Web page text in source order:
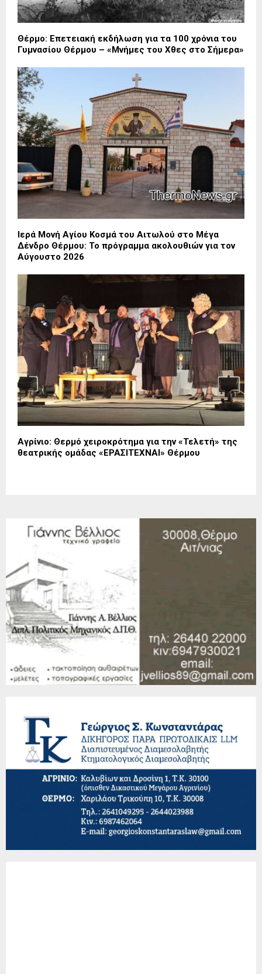
Θέρμο: Επετειακή εκδήλωση για τα 100 χρόνια του
Γυμνασίου Θέρμου – «Μνήμες του Χθες στο Σήμερα»
Ιερά Μονή Αγίου Κοσμά του Αιτωλού στο Μέγα
Δένδρο Θέρμου: Το πρόγραμμα ακολουθιών για τον
Αύγουστο 2026
Αγρίνιο: Θερμό χειροκρότημα για την «Τελετή» της
θεατρικής ομάδας «ΕΡΑΣΙΤΕΧΝΑΙ» Θέρμου